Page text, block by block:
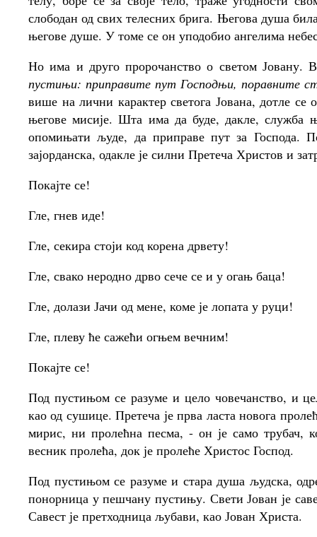
слободан од свих телесних брига. Његова душа
његове душе. У томе се он уподобио ангелима
Но има и друго пророчанство о светом Јовану.
пустињи: приправите пут Господњи, поравните
више на лични карактер светога Јована, дотле
његове мисије. Шта има да буде, дакле, служба
опомињати људе, да приправе пут за Господа.
зајорданска, одакле је силни Претеча Христов и
Покајте се!
Гле, гнев иде!
Гле, секира стоји код корена дрвету!
Гле, свако неродно дрво сече се и у огањ баца!
Гле, долази Јачи од мене, коме је лопата у руци!
Гле, плеву ће сажећи огњем вечним!
Покајте се!
Под пустињом се разуме и цело човечанство, и
као од сушице. Претеча је прва ласта новога
мирис, ни пролећна песма, - он је само трубач,
весник пролећа, док је пролеће Христос Господ.
Под пустињом се разуме и стара душа људска,
понорница у пешчану пустињу. Свети Јован је
Савест је претходница љубави, као Јован Христа.